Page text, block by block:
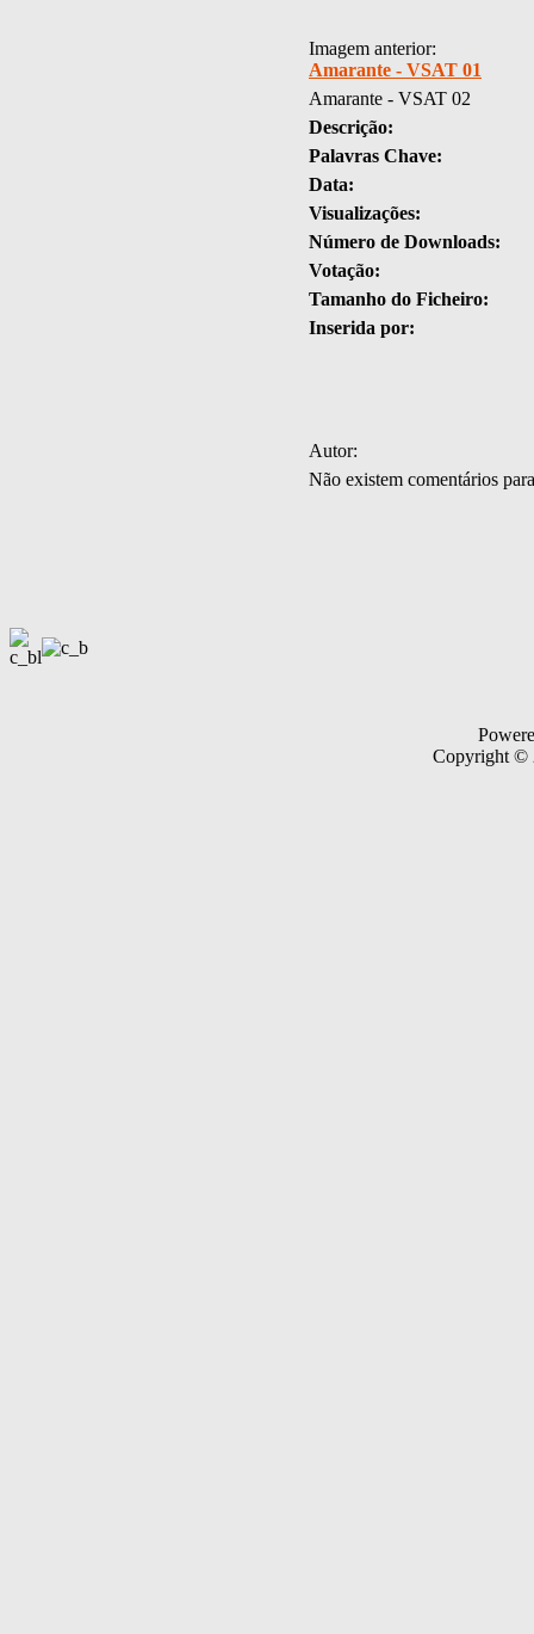
Imagem anterior:
Amarante - VSAT 01
Amarante - VSAT 02
Descrição:
Palavras Chave:
Data:
Visualizações:
Número de Downloads:
Votação:
Tamanho do Ficheiro:
Inserida por:
Autor:
Não existem comentários
Copyright ©